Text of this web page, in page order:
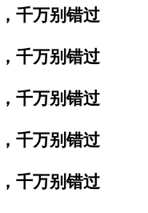
千万别错过
千万别错过
千万别错过
千万别错过
千万别错过